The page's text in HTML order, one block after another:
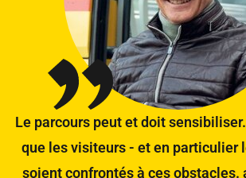
Le parcours peut et doit
que les visiteurs - et en particulier
soient confrontés à ces obstacles.